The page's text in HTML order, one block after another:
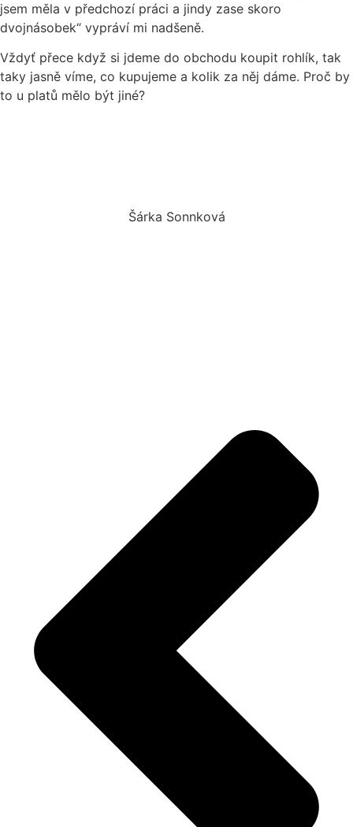
jsem měla v předchozí práci a jindy zase skoro
dvojnásobek“ vypráví mi nadšeně.
Vždyť přece když si jdeme do obchodu koupit rohlík, tak
taky jasně víme, co kupujeme a kolik za něj dáme. Proč by
to u platů mělo být jiné?
Šárka Sonnková